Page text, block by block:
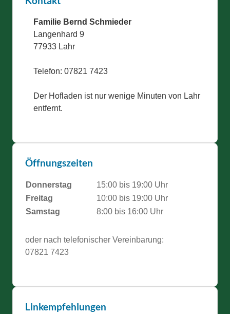
Familie Bernd Schmieder
Langenhard 9
77933 Lahr
Telefon: 07821 7423
Der Hofladen ist nur wenige Minuten von Lahr
entfernt.
Öffnungszeiten
Donnerstag
15:00 bis 19:00 Uhr
Freitag
10:00 bis 19:00 Uhr
Samstag
8:00 bis 16:00 Uhr
oder nach telefonischer Vereinbarung:
07821 7423
Linkempfehlungen